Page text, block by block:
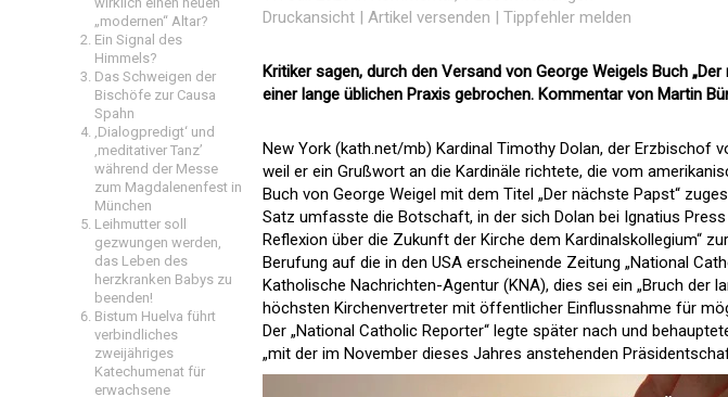
„modernen“ Altar?
Ein Signal des
Himmels?
Das Schweigen der
Bischöfe zur Causa
Spahn
‚Dialogpredigt‘ und
‚meditativer Tanz’
während der Messe
zum Magdalenenfest in
München
Leihmutter soll
gezwungen werden,
das Leben des
herzkranken Babys zu
beenden!
Bistum Huelva führt
verbindliches
zweijähriges
Katechumenat für
erwachsene
Druckansicht | Artikel versenden | Tippfehler melden
Kritiker sagen, durch den Versand von George Weigels Buch
einer lange üblichen Praxis gebrochen. Kommentar von Martin
New York (kath.net/mb) Kardinal Timothy Dolan, der Erzbischof
weil er ein Grußwort an die Kardinäle richtete, die vom
Buch von George Weigel mit dem Titel „Der nächste Papst“
Satz umfasste die Botschaft, in der sich Dolan bei Ignatius
Reflexion über die Zukunft der Kirche dem Kardinalskollegium“
Berufung auf die in den USA erscheinende Zeitung „National
Katholische Nachrichten-Agentur (KNA), dies sei ein „Bruch der
höchsten Kirchenvertreter mit öffentlicher Einflussnahme für
Der „National Catholic Reporter“ legte später nach und
„mit der im November dieses Jahres anstehenden